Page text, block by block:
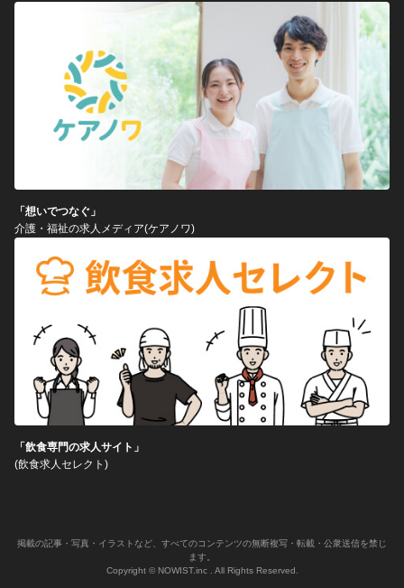
「想いでつなぐ」
介護・福祉の求人メディア(ケアノワ)
「飲食専門の求人サイト」
(飲食求人セレクト)
掲載の記事・写真・イラストなど、すべてのコンテンツの無断複写・転載・公衆送信を禁じ
ます。
Copyright © NOWIST.inc . All Rights Reserved.